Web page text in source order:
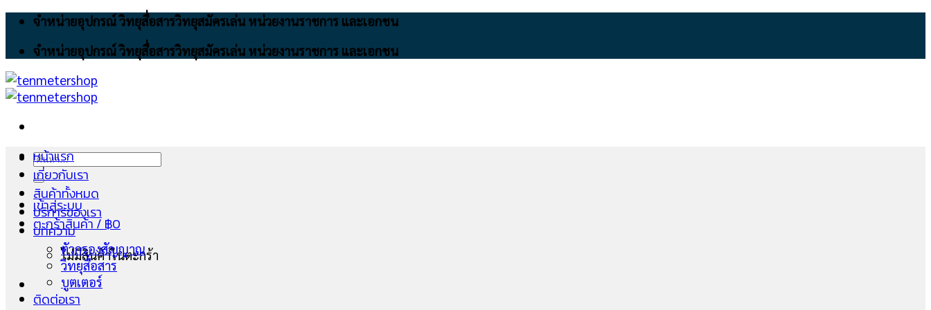
Skip
content
จำหน่ายอุปกรณ์ วิทยุสื่อสารวิทยุสมัครเล่น หน่วยงานราชการ และเอกชน
จำหน่ายอุปกรณ์ วิทยุสื่อสารวิทยุสมัครเล่น หน่วยงานราชการ และเอกชน
ค้นหา:
เข้าสู่ระบบ
ตะกร้าสินค้า /฿0
ไม่มีสินค้าในตะกร้า
หน้าแรก
เกี่ยวกับเรา
สินค้าทั้งหมด
บริการของเรา
บทความ
ตัวกรองสัญญาณ
วิทยุสื่อสาร
บูตเตอร์
ติดต่อเรา